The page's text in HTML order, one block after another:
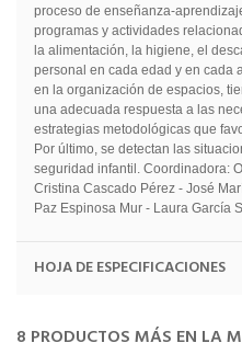
proceso de enseñanza-
programas y actividades
la alimentación, la higiene, el
personal en cada edad y en cada
en la organización de espacios,
una adecuada respuesta a las
estrategias metodológicas que
Por último, se detectan las
seguridad infantil. Coordinadora:
Cristina Cascado Pérez - José
Paz Espinosa Mur - Laura García
HOJA DE ESPECIFICACIONES